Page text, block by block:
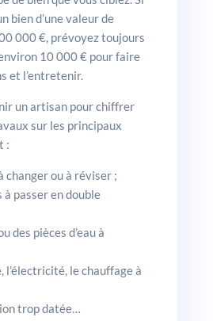
bien d’une valeur de
000 €, prévoyez toujours
10 000 € pour faire
et l’entretenir.
un artisan pour chiffrer
sur les principaux
:
changer ou à réviser ;
passer en double
des pièces d’eau à
l’électricité, le chauffage à
trop datée…